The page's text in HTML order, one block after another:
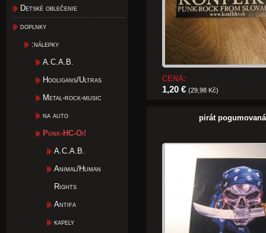
Detské oblečenie
doplnky
:nálepky
A.C.A.B.
Hooligans/Ultras
Metal-rock-music
na auto
Punk-HC-Oi!
A.C.A.B.
Animal/Human
Rights
Antifa
kapely
CENA:
1,20 € (29,98 Kč)
pirát